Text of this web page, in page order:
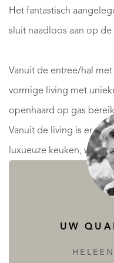
Het fantastisch
sluit naadloos aan op de
Vanuit de entree/hal
vormige living met
openhaard op gas
Vanuit de living is er
luxueuze keuken, welke
Via de aangrenzende
Aan het einde van hal
met eigen kleedruimte
UW